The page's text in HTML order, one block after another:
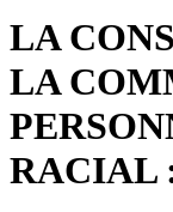
LA
LA
RACIAL